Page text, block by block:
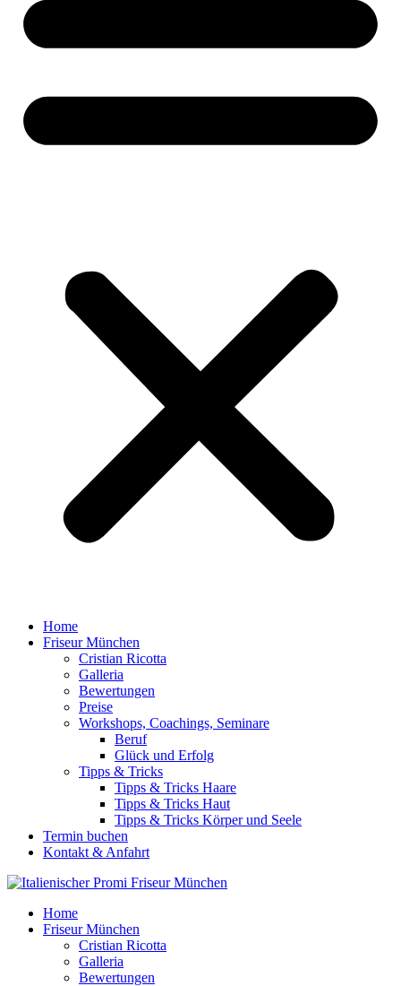
Home
Friseur München
Cristian Ricotta
Galleria
Bewertungen
Preise
Workshops, Coachings, Seminare
Beruf
Glück und Erfolg
Tipps & Tricks
Tipps & Tricks Haare
Tipps & Tricks Haut
Tipps & Tricks Körper und Seele
Termin buchen
Kontakt & Anfahrt
Home
Friseur München
Cristian Ricotta
Galleria
Bewertungen